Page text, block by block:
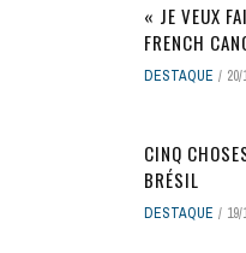
« JE VEUX
FRENCH
DESTAQUE 20/
CINQ
BRÉSIL
DESTAQUE 19/